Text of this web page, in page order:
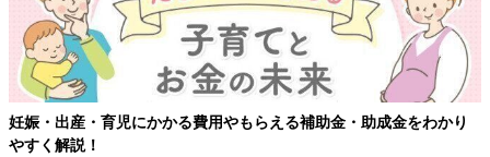
妊娠・出産・育児にかかる費用やもらえる補助金・助成金をわかり
やすく解説！